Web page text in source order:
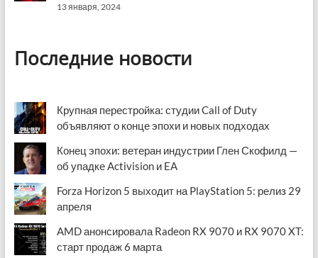
13 января, 2024
Последние новости
Крупная перестройка: студии Call of Duty
объявляют о конце эпохи и новых подходах
Конец эпохи: ветеран индустрии Глен Скофилд —
об упадке Activision и EA
Forza Horizon 5 выходит на PlayStation 5: релиз 29
апреля
AMD анонсировала Radeon RX 9070 и RX 9070 XT:
старт продаж 6 марта